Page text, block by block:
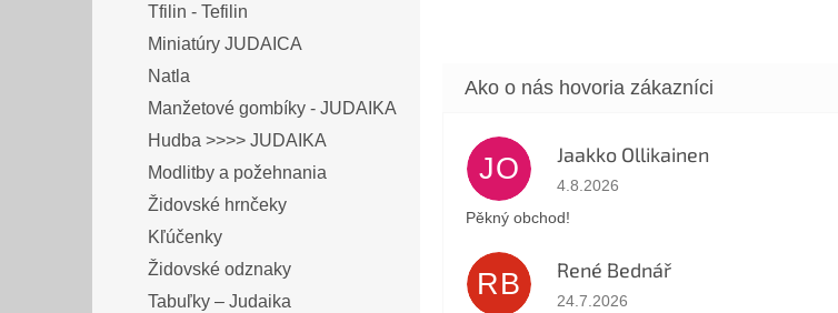
Tfilin - Tefilin
Miniatúry JUDAICA
Natla
Manžetové gombíky - JUDAIKA
Hudba >>>> JUDAIKA
Modlitby a požehnania
Židovské hrnčeky
Kľúčenky
Židovské odznaky
Tabuľky – Judaika
JO Jaakko Ollikainen
Hodnotenie obchodu je 5 z 5 hviezdičiek.
4.8.2026
Pěkný obchod!
RB René Bednář
Hodnotenie obchodu je 5 z 5 hviezdičiek.
24.7.2026